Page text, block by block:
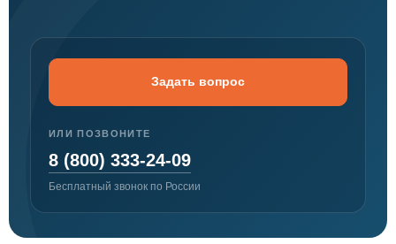
Задать вопрос
ИЛИ ПОЗВОНИТЕ
8 (800) 333-24-09
Бесплатный звонок по России